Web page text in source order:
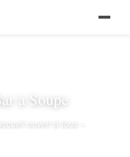
à Soupe
ouvert à tous –